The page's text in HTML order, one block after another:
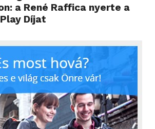
a René Raffica nyerte a
Díjat